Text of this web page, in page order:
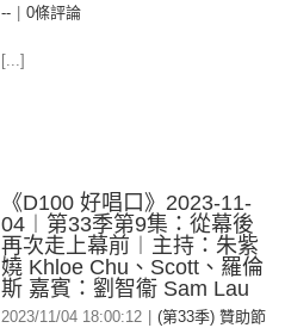
--
0條評論
[...]
《D100 好唱口》2023-11-
04︱第33季第9集：從幕後
再次走上幕前︱主持：朱紫
嬈 Khloe Chu、Scott、羅倫
斯 嘉賓：劉智衞 Sam Lau
2023/11/04 18:00:12
(第33季) 贊助節